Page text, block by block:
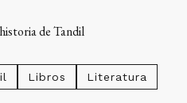
de Tandil
Libros Literatura